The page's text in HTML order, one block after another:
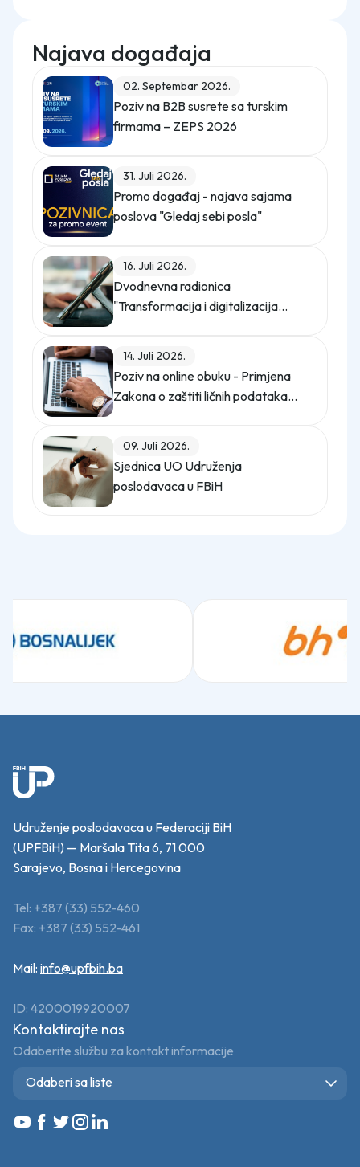
Najava događaja
02. Septembar 2026.
Poziv na B2B susrete sa turskim
firmama – ZEPS 2026
31. Juli 2026.
Promo događaj - najava sajama
poslova "Gledaj sebi posla"
16. Juli 2026.
Dvodnevna radionica
"Transformacija i digitalizacija
14. Juli 2026.
Poziv na online obuku - Primjena
Zakona o zaštiti ličnih podataka
09. Juli 2026.
Sjednica UO Udruženja
poslodavaca u FBiH
Udruženje poslodavaca u Federaciji BiH
(UPFBiH) — Maršala Tita 6, 71 000
Sarajevo, Bosna i Hercegovina
Tel: +387 (33) 552-460
Fax: +387 (33) 552-461
Mail: info@upfbih.ba
ID: 4200019920007
Kontaktirajte nas
Odaberite službu za kontakt informacije
Odaberi sa liste